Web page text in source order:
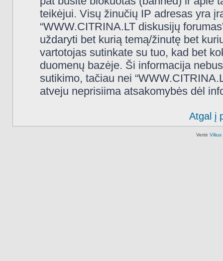
teikėjui. Visų žinučių IP adresas yra
“WWW.CITRINA.LT diskusijų
uždaryti bet kurią temą/žinutę bet
vartotojas sutinkate su tuo, kad bet
duomenų bazėje. Ši informacija
sutikimo, tačiau nei
atveju neprisiima atsakomybės dėl
Atgal į
Vertė Vilius